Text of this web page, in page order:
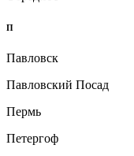
П
Павловск
Павловский Посад
Пермь
Петергоф